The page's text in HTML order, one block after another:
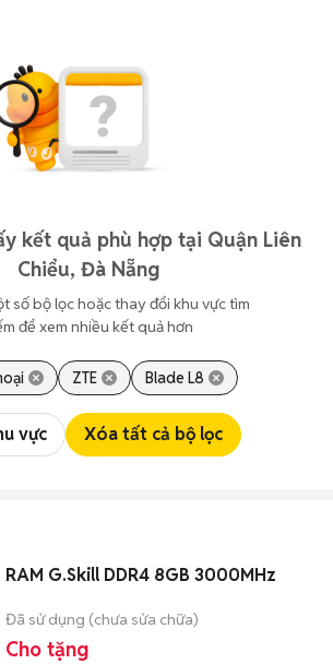
kết quả phù hợp tại Quận Liên
Chiểu, Đà Nẵng
số bộ lọc hoặc thay đổi khu vực tìm
để xem nhiều kết quả hơn
ZTE Blade L8
vực Xóa tất cả bộ lọc
RAM G.Skill DDR4 8GB 3000MHz
Đã sử dụng (chưa sửa chữa)
Cho tặng